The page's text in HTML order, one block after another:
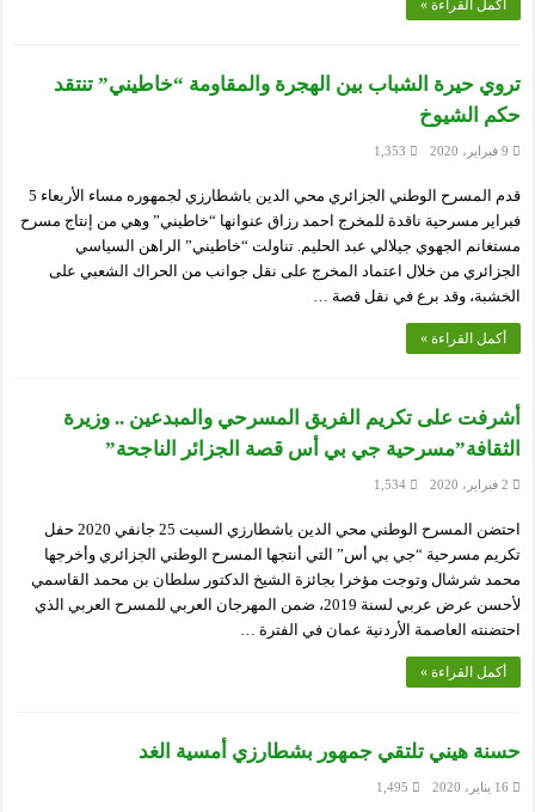
أكمل القراءة »
تروي حيرة الشباب بين الهجرة والمقاومة “خاطيني” تنتقد
حكم الشيوخ
9 فبراير، 2020 1,353
قدم المسرح الوطني الجزائري محي الدين باشطارزي لجمهوره مساء الأربعاء 5
فبراير مسرحية ناقدة للمخرج احمد رزاق عنوانها “خاطيني” وهي من إنتاج مسرح
مستغانم الجهوي جيلالي عبد الحليم. تناولت “خاطيني” الراهن السياسي
الجزائري من خلال اعتماد المخرج على نقل جوانب من الحراك الشعبي على
الخشبة، وقد برع في نقل قصة …
أكمل القراءة »
أشرفت على تكريم الفريق المسرحي والمبدعين .. وزيرة
الثقافة”مسرحية جي بي أس قصة الجزائر الناجحة”
2 فبراير، 2020 1,534
احتضن المسرح الوطني محي الدين باشطارزي السبت 25 جانفي 2020 حفل
تكريم مسرحية “جي بي أس” التي أنتجها المسرح الوطني الجزائري وأخرجها
محمد شرشال وتوجت مؤخرا بجائزة الشيخ الدكتور سلطان بن محمد القاسمي
لأحسن عرض عربي لسنة 2019، ضمن المهرجان العربي للمسرح العربي الذي
احتضنته العاصمة الأردنية عمان في الفترة …
أكمل القراءة »
حسنة هيني تلتقي جمهور بشطارزي أمسية الغد
16 يناير، 2020 1,495